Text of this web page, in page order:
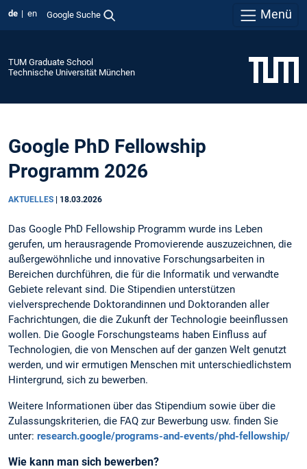
de en Google Suche Menü
TUM Graduate School
Technische Universität München
Google PhD Fellowship
Programm 2026
AKTUELLES 18.03.2026
Das Google PhD Fellowship Programm wurde ins Leben
gerufen, um herausragende Promovierende auszuzeichnen, die
außergewöhnliche und innovative Forschungsarbeiten in
Bereichen durchführen, die für die Informatik und verwandte
Gebiete relevant sind. Die Stipendien unterstützen
vielversprechende Doktorandinnen und Doktoranden aller
Fachrichtungen, die die Zukunft der Technologie beeinflussen
wollen. Die Google Forschungsteams haben Einfluss auf
Technologien, die von Menschen auf der ganzen Welt genutzt
werden, und wir ermutigen Menschen mit unterschiedlichstem
Hintergrund, sich zu bewerben.
Weitere Informationen über das Stipendium sowie über die
Zulassungskriterien, die FAQ zur Bewerbung usw. finden Sie
unter: research.google/programs-and-events/phd-fellowship/
Wie kann man sich bewerben?